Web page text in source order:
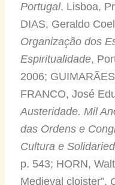
Portugal, Lisboa,
DIAS, Geraldo
Organização dos
Espiritualidade,
2006;
FRANCO, José
Austeridade. Mil
das Ordens e
Cultura e
p. 543; HORN,
Medieval cloister”,